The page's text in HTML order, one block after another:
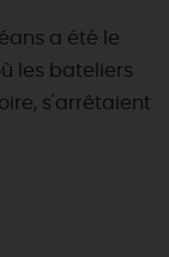
a été le
les bateliers
s'arrêtaient